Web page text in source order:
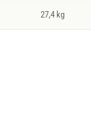
27,4 kg